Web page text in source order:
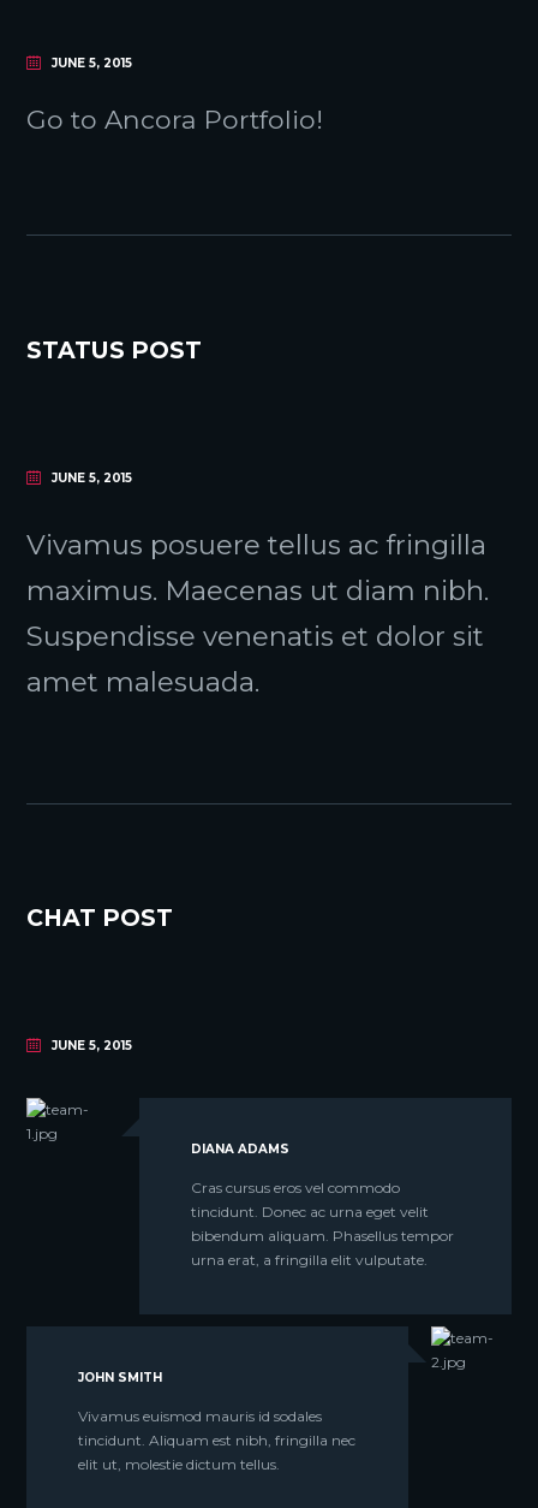
JUNE 5, 2015
Go to Ancora Portfolio!
STATUS POST
JUNE 5, 2015
Vivamus posuere tellus ac fringilla
maximus. Maecenas ut diam nibh.
Suspendisse venenatis et dolor sit
amet malesuada.
CHAT POST
JUNE 5, 2015
DIANA ADAMS
Cras cursus eros vel commodo
tincidunt. Donec ac urna eget velit
bibendum aliquam. Phasellus tempor
urna erat, a fringilla elit vulputate.
JOHN SMITH
Vivamus euismod mauris id sodales
tincidunt. Aliquam est nibh, fringilla nec
elit ut, molestie dictum tellus.